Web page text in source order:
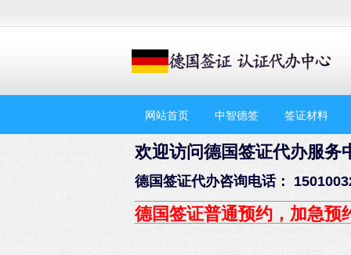
网站首页 中智德签 签证材料
欢迎访问德国签证代办服务
德国签证代办咨询电话：
德国签证普通预约，加急预